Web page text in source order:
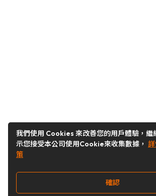
我們使用 Cookies 來改善您的用戶體驗，繼
示您接受本公司使用Cookie來收集數據，
策
確認